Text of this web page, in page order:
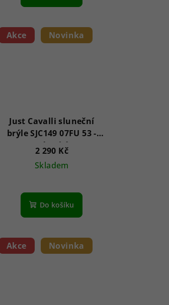
Akce Novinka
Just Cavalli sluneční
brýle SJC149 07FU 53 -
Dámské
2 290 Kč
Skladem
Do košíku
Akce Novinka